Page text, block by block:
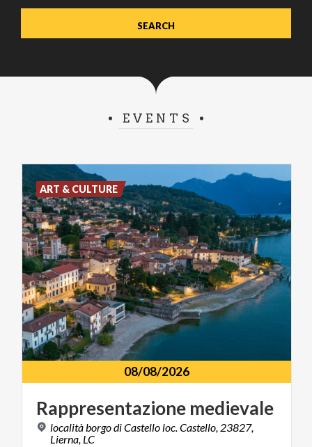
EVENTS
08/08/2026
Rappresentazione medievale
località borgo di Castello loc. Castello, 23827,
Lierna, LC
ART & CULTURE